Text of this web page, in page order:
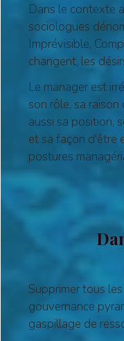
Dans le contexte
sociologues
Imprévisible,
changent, les
Le manager est
son rôle, sa raison
aussi sa position,
et sa façon d'être
postures
Supprimer tous
gouvernance
gaspillage de